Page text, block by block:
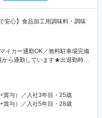
安心】食品加工用調味料・調味
イカー通勤OK／無料駐車場完備
ら通勤しています★出退勤時は
道小樽市銭函3-263-29＜アクセ
み駅」より車で4分JR函館本線
りも札幌寄りに位置していま
セスがしやすい立地です。受
賞与）／入社3年目・25歳
賞与）／入社5年目・28歳